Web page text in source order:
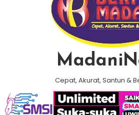
Cepat, Akurat, Santun &